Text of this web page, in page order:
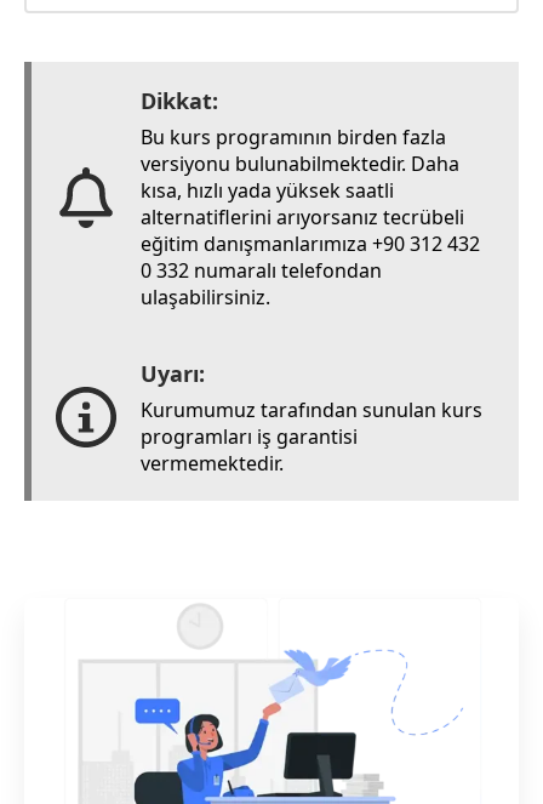
Dikkat:
Bu kurs programının birden fazla
versiyonu bulunabilmektedir. Daha
kısa, hızlı yada yüksek saatli
alternatiflerini arıyorsanız tecrübeli
eğitim danışmanlarımıza +90 312 432
0 332 numaralı telefondan
ulaşabilirsiniz.
Uyarı:
Kurumumuz tarafından sunulan kurs
programları iş garantisi
vermemektedir.